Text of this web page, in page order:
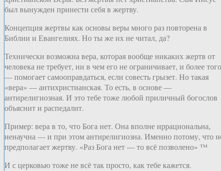
был вынужден принести себя в жертву.
Концепция жертвы как основы веры много раз повторена в
Библии и Евангелиях. Но ты же их не читал, да?
Технически возможна вера, которая вообще никаких жертв от
человека не требует, ни в чем его не ограничивает, и более того
— помогает самооправдаться, если совесть грызет. Но такая
«вера» — антихристианская. То есть, в основе —
антирелигиозная. И это тебе тоже любой приличный богослов
объяснит и распедалит.
Пример: вера в то, что Бога нет. Она вполне иррациональна,
ненаучна — и при этом антирелигиозна. Именно потому, что
предполагает жертву. «Раз Бога нет — то всё позволено» ™
И с церковью тоже не всё так просто, как тебе кажется.